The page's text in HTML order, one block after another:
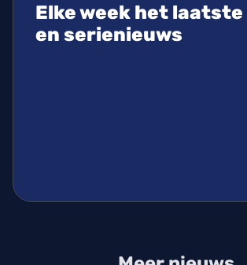
Elke week het
en serienieuws